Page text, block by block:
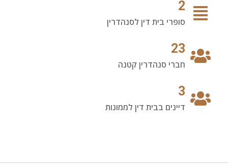
2
סופרי בית דין לסנהדרין
23
חברי סנהדרין קטנה
3
דיינים בבית דין לממונות